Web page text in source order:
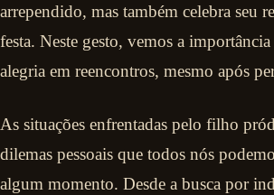
arrependido, mas também celebra seu
festa. Neste gesto, vemos a importância
alegria em reencontros, mesmo após
As situações enfrentadas pelo filho
dilemas pessoais que todos nós
algum momento. Desde a busca por